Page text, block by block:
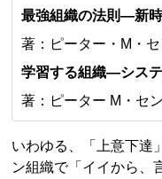
最強組織の法則―新
著：ピーター・M・
学習する組織―シス
著：ピーター M・セ
いわゆる、「上意下達
ン組織で「イイから、